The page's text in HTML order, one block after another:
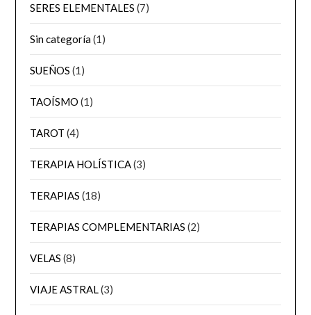
SERES ELEMENTALES (7)
Sin categoría(1)
SUEÑOS (1)
TAOÍSMO (1)
TAROT (4)
TERAPIA HOLÍSTICA(3)
TERAPIAS (18)
TERAPIAS COMPLEMENTARIAS (2)
VELAS (8)
VIAJE ASTRAL(3)